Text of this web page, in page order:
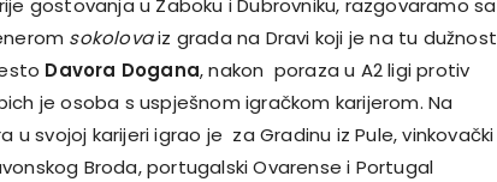
gostovanja u Zaboku i Dubrovniku, razgovaramo sa
sokolovaiz grada na Dravi koji je na tu dužnost
Davora Dogana, nakon poraza u A2 ligi protiv
je osoba s uspješnom igračkom karijerom. Na
u svojoj karijeri igrao je za Gradinu iz Pule, vinkovački
Broda, portugalski Ovarense i Portugal